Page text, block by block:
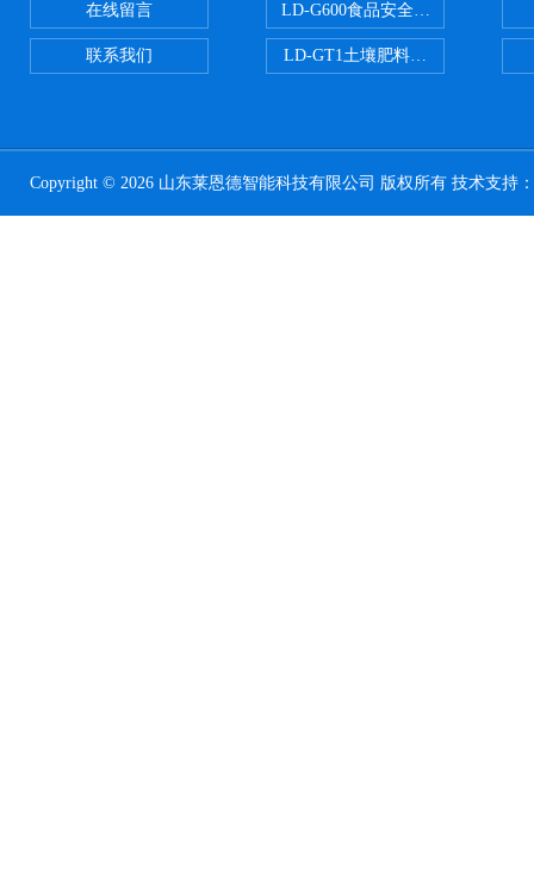
在线留言
联系我们
LD-G600食品安全检测仪
LD-GT1土壤肥料养分检测仪
Copyright © 2026 山东莱恩德智能科技有限公司 版权所有 技术支持：